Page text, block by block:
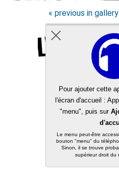
« previous in gallery